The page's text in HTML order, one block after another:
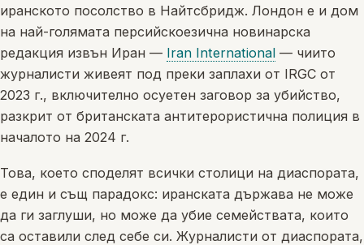
иранското посолство в Найтсбридж. Лондон е и дом
на най-голямата персийскоезична новинарска
редакция извън Иран — Iran International — чиито
журналисти живеят под преки заплахи от IRGC от
2023 г., включително осуетен заговор за убийство,
разкрит от британската антитерористична полиция в
началото на 2024 г.
Това, което споделят всички столици на диаспората,
е един и същ парадокс: иранската държава не може
да ги заглуши, но може да убие семействата, които
са оставили след себе си. Журналисти от диаспората,